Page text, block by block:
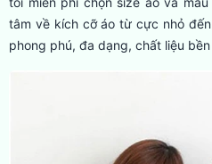
tâm về kích cỡ áo từ cực nhỏ
phong phú, đa dạng, chất liệu